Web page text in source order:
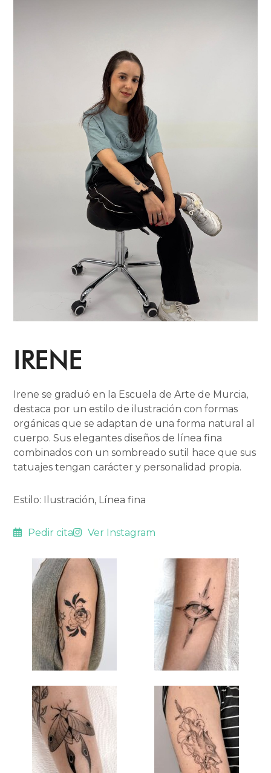
IRENE
Irene se graduó en la Escuela de Arte de Murcia,
destaca por un estilo de ilustración con formas
orgánicas que se adaptan de una forma natural al
cuerpo. Sus elegantes diseños de línea fina
combinados con un sombreado sutil hace que sus
tatuajes tengan carácter y personalidad propia.
Estilo: Ilustración, Línea fina
Pedir cita Ver Instagram